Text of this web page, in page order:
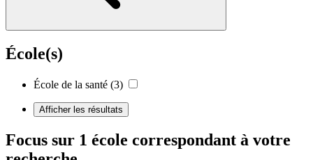
École(s)
École de la santé (3)
Afficher les résultats
Focus sur 1 école correspondant à votre